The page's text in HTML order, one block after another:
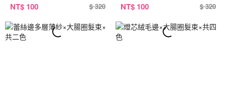
NT$ 100 $ 320 NT$ 100 $ 320